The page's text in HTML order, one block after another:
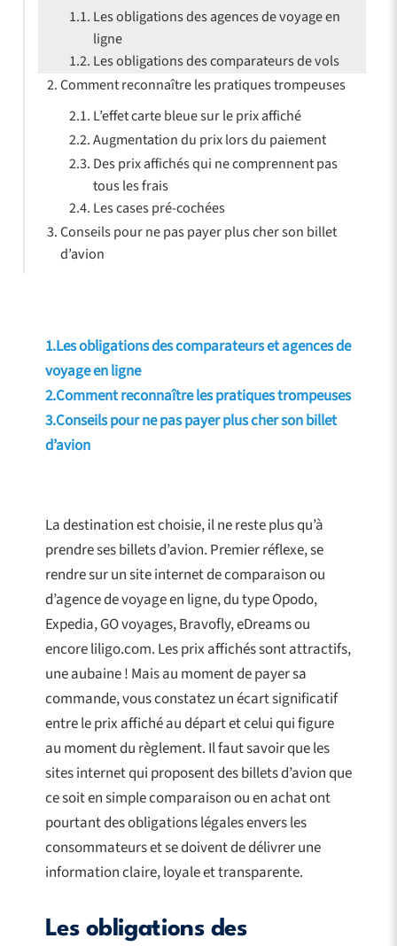
1.Les obligations des comparateurs et agences de
voyage en ligne
2.Comment reconnaître les pratiques trompeuses
3.Conseils pour ne pas payer plus cher son billet
d’avion
La destination est choisie, il ne reste plus qu’à
prendre ses billets d’avion. Premier réflexe, se
rendre sur un site internet de comparaison ou
d’agence de voyage en ligne, du type Opodo,
Expedia, GO voyages, Bravofly, eDreams ou
encore liligo.com. Les prix affichés sont attractifs,
une aubaine ! Mais au moment de payer sa
commande, vous constatez un écart significatif
entre le prix affiché au départ et celui qui figure
au moment du règlement. Il faut savoir que les
sites internet qui proposent des billets d’avion que
ce soit en simple comparaison ou en achat ont
pourtant des obligations légales envers les
consommateurs et se doivent de délivrer une
information claire, loyale et transparente.
Les obligations des
Les obligations des agences de voyage en
ligne
Les obligations des comparateurs de vols
Comment reconnaître les pratiques trompeuses
L’effet carte bleue sur le prix affiché
Augmentation du prix lors du paiement
Des prix affichés qui ne comprennent pas
tous les frais
Les cases pré-cochées
Conseils pour ne pas payer plus cher son billet
d’avion